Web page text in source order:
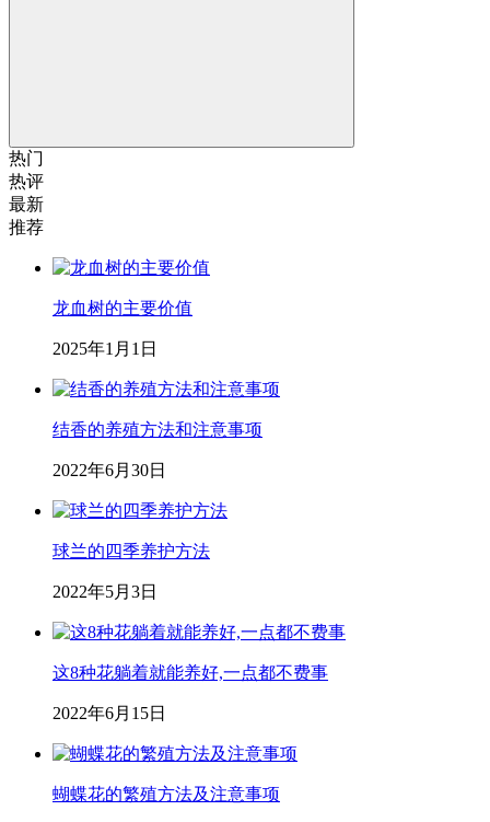
热门
热评
最新
推荐
龙血树的主要价值
2025年1月1日
结香的养殖方法和注意事项
2022年6月30日
球兰的四季养护方法
2022年5月3日
这8种花躺着就能养好,一点都不费事
2022年6月15日
蝴蝶花的繁殖方法及注意事项